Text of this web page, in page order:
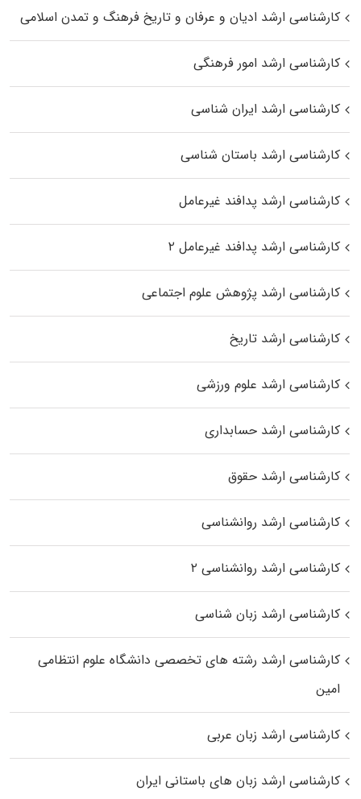
کارشناسی ارشد ادیان و عرفان و تاریخ فرهنگ و تمدن اسلامی
کارشناسی ارشد امور فرهنگی
کارشناسی ارشد ایران شناسی
کارشناسی ارشد باستان شناسی
کارشناسی ارشد پدافند غیرعامل
کارشناسی ارشد پدافند غیرعامل ۲
کارشناسی ارشد پژوهش علوم اجتماعی
کارشناسی ارشد تاریخ
کارشناسی ارشد علوم ورزشی
کارشناسی ارشد حسابداری
کارشناسی ارشد حقوق
کارشناسی ارشد روانشناسی
کارشناسی ارشد روانشناسی ۲
کارشناسی ارشد زبان شناسی
کارشناسی ارشد رﺷﺘﻪ ﻫﺎی تخصصی داﻧﺸﮕﺎه ﻋﻠﻮم انتظامی
اﻣﻴﻦ
کارشناسی ارشد زبان عربی
کارشناسی ارشد زبان‌ های باستانی ایران